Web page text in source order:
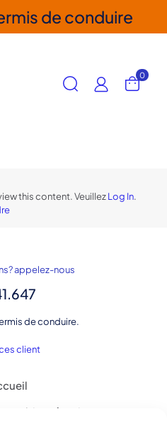
de conduire
0
this content. VeuillezLog In.
appelez-nous
de conduire.
client
bien réussir.